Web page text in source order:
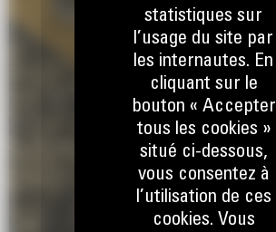
statistiques sur
l’usage du site par
les internautes. En
cliquant sur le
bouton « Accepter
tous les cookies »
situé ci-dessous,
vous consentez à
l’utilisation de ces
cookies. Vous